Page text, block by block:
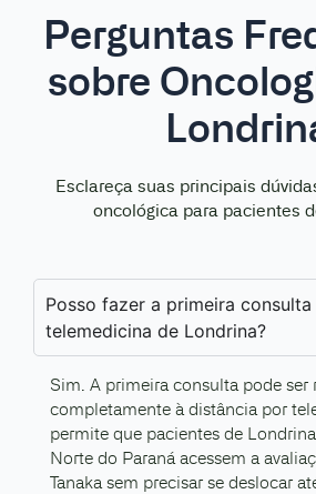
Perguntas
sobre
Esclareça suas principais
oncológica para pacientes
Posso fazer a primeira
telemedicina de Londrina?
Sim. A primeira consulta pode ser
completamente à distância por
permite que pacientes de
Norte do Paraná acessem a
Tanaka sem precisar se deslocar